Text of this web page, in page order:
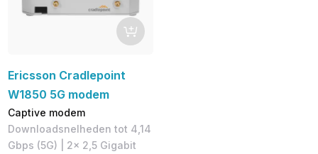
Ericsson Cradlepoint
W1850 5G modem
Captive modem
Downloadsnelheden tot 4,14
Gbps (5G) | 2x 2,5 Gigabit